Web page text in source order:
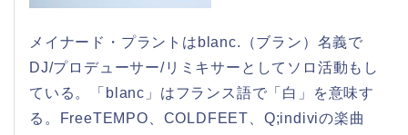
メイナード・プラントはblanc.（ブラン）名義で
DJ/プロデューサー/リミキサーとしてソロ活動もし
ている。「blanc」はフランス語で「白」を意味す
る。FreeTEMPO、COLDFEET、Q;indiviの楽曲